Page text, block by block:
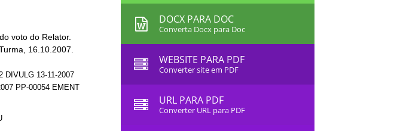
voto do Relator.
16.10.2007.
DIVULG 13-11-2007
PP-00054 EMENT
DOCX PARA DOC
Converta Docx para Doc
WEBSITE PARA PDF
Converter site em PDF
URL PARA PDF
Converter URL para PDF